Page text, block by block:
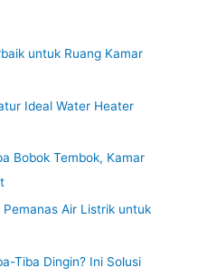
untuk Ruang Kamar
Ideal Water Heater
Bobok Tembok, Kamar
Air Listrik untuk
Tiba Dingin? Ini Solusi